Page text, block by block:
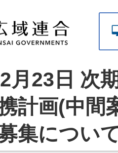
月23日 次
計画(中間
集につい